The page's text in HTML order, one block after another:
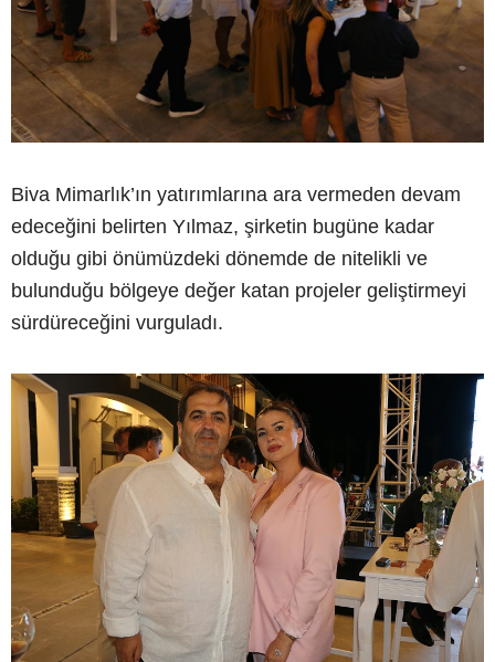
Biva Mimarlık’ın yatırımlarına ara vermeden devam
edeceğini belirten Yılmaz, şirketin bugüne kadar
olduğu gibi önümüzdeki dönemde de nitelikli ve
bulunduğu bölgeye değer katan projeler geliştirmeyi
sürdüreceğini vurguladı.